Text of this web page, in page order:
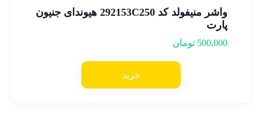
واشر منیفولد کد 292153C250 هیوندای جنیون
پارت
500,000 تومان
خرید